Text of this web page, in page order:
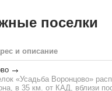
поселки
и описание
«Усадьба Воронцово»
в 35 км. от КАД, вблизи